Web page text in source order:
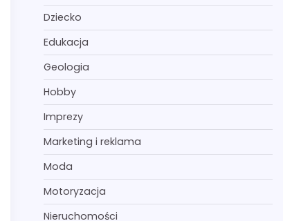
Dziecko
Edukacja
Geologia
Hobby
Imprezy
Marketing i reklama
Moda
Motoryzacja
Nieruchomości